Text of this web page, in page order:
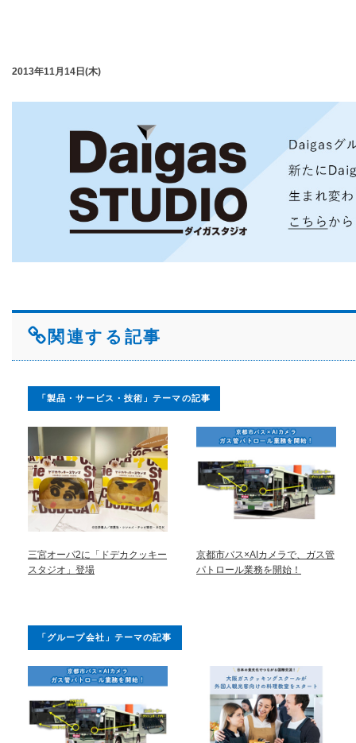
2013年11月14日(木)
関連する記事
「製品・サービス・技術」テーマの記事
三宮オーパ2に「ドデカクッキー
スタジオ」登場
京都市バス×AIカメラで、ガス管
パトロール業務を開始！
「グループ会社」テーマの記事